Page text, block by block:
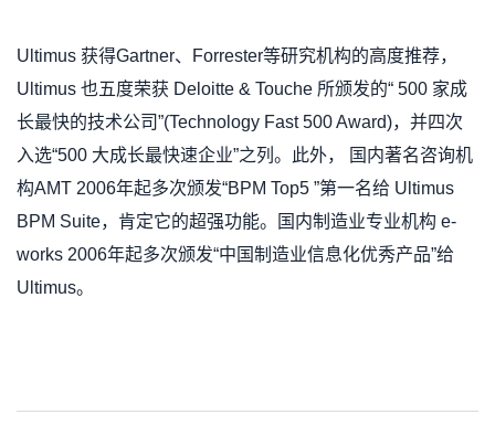
Ultimus 获得Gartner、 Forrester等研究机构的高度推荐，
Ultimus 也五度荣获 Deloitte & Touche 所颁发的“ 500 家成
长最快的技术公司”(Technology Fast 500 Award)，并四次
入选“500 大成长最快速企业”之列。此外，
国内著名咨询机
构AMT 2006年起多次颁发“BPM Top5 ”第一名给 Ultimus
BPM Suite，肯定它的超强功能。国内制造业专业机构 e-
works 2006年起多次颁发“中国制造业信息化优秀产品”给
Ultimus。